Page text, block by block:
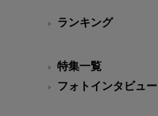
ランキング
特集一覧
フォトインタビュー